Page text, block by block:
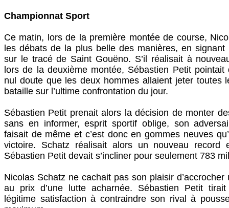
Championnat Sport
Ce matin, lors de la première montée de course,
les débats de la plus belle des manières, en signant
sur le tracé de Saint Gouëno. S’il réalisait à
lors de la deuxième montée, Sébastien Petit
nul doute que les deux hommes allaient jeter toutes
bataille sur l’ultime confrontation du jour.
Sébastien Petit prenait alors la décision de monter
sans en informer, esprit sportif oblige, son
faisait de même et c’est donc en gommes neuves
victoire. Schatz réalisait alors un nouveau record
Sébastien Petit devait s’incliner pour seulement 783
Nicolas Schatz ne cachait pas son plaisir
au prix d’une lutte acharnée. Sébastien Petit
légitime satisfaction à contraindre son rival à